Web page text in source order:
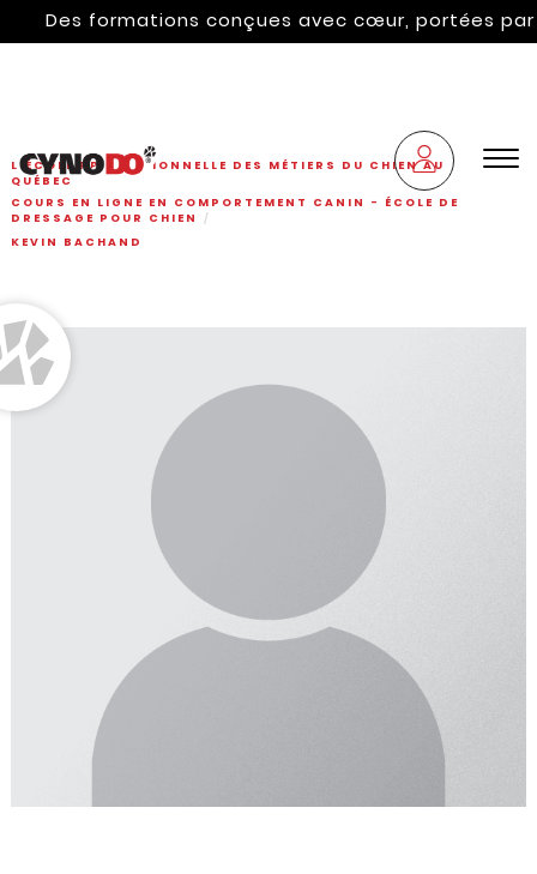
Des formations conçues avec cœur, portées par
L'ÉCOLE PROFESSIONNELLE DES MÉTIERS DU CHIEN AU
QUÉBEC
COURS EN LIGNE EN COMPORTEMENT CANIN - ÉCOLE DE
DRESSAGE POUR CHIEN
KEVIN BACHAND